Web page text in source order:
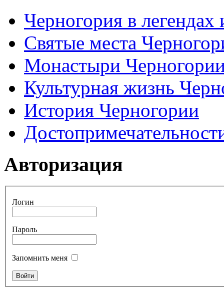
Черногория в легендах
Святые места
Монастыри
Культурная жизнь
История Черногории
Авторизация
Логин
Пароль
Запомнить меня